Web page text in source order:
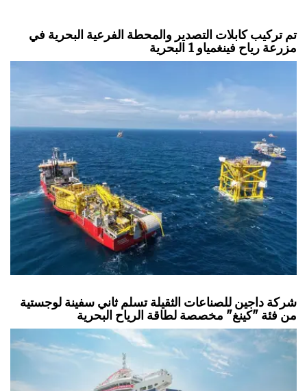
تم تركيب كابلات التصدير والمحطة الفرعية البحرية في
مزرعة رياح فينغمياو 1 البحرية
شركة داجين للصناعات الثقيلة تسلم ثاني سفينة لوجستية
من فئة "كينغ" مخصصة لطاقة الرياح البحرية